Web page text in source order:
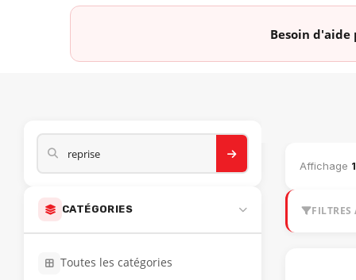
Besoin
CATÉGORIES
Toutes les catégories
Affichage
FILTRES